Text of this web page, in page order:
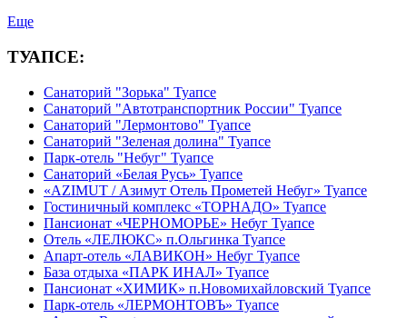
Еще
ТУАПСЕ:
Санаторий "Зорька" Туапсе
Санаторий "Автотранспортник России" Туапсе
Санаторий "Лермонтово" Туапсе
Санаторий "Зеленая долина" Туапсе
Парк-отель "Небуг" Туапсе
Санаторий «Белая Русь» Туапсе
«AZIMUT / Азимут Отель Прометей Небуг» Туапсе
Гостиничный комплекс «ТОРНАДО» Туапсе
Пансионат «ЧЕРНОМОРЬЕ» Небуг Туапсе
Отель «ЛЕЛЮКС» п.Ольгинка Туапсе
Апарт-отель «ЛАВИКОН» Небуг Туапсе
База отдыха «ПАРК ИНАЛ» Туапсе
Пансионат «ХИМИК» п.Новомихайловский Туапсе
Парк-отель «ЛЕРМОНТОВЪ» Туапсе